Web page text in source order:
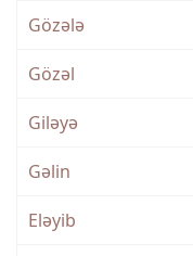
Gözələ
Gözəl
Giləyə
Gəlin
Eləyib